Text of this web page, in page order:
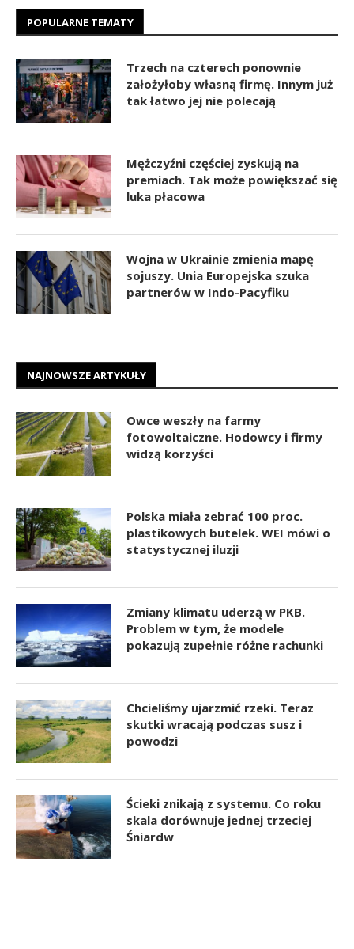
POPULARNE TEMATY
Trzech na czterech ponownie
założyłoby własną firmę. Innym już
tak łatwo jej nie polecają
Mężczyźni częściej zyskują na
premiach. Tak może powiększać się
luka płacowa
Wojna w Ukrainie zmienia mapę
sojuszy. Unia Europejska szuka
partnerów w Indo-Pacyfiku
NAJNOWSZE ARTYKUŁY
Owce weszły na farmy
fotowoltaiczne. Hodowcy i firmy
widzą korzyści
Polska miała zebrać 100 proc.
plastikowych butelek. WEI mówi o
statystycznej iluzji
Zmiany klimatu uderzą w PKB.
Problem w tym, że modele
pokazują zupełnie różne rachunki
Chcieliśmy ujarzmić rzeki. Teraz
skutki wracają podczas susz i
powodzi
Ścieki znikają z systemu. Co roku
skala dorównuje jednej trzeciej
Śniardw